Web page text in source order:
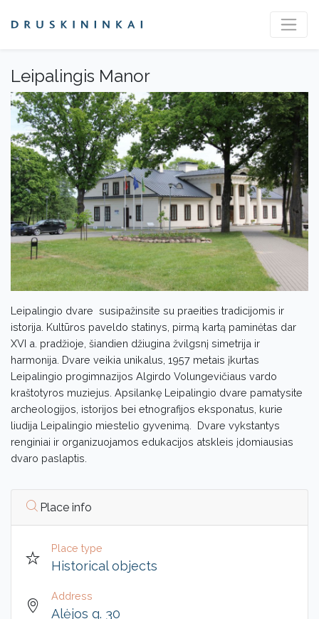
Leipalingis Manor
Leipalingio dvare susipažinsite su praeities tradicijomis ir
istorija. Kultūros paveldo statinys, pirmą kartą paminėtas dar
XVI a. pradžioje, šiandien džiugina žvilgsnį simetrija ir
harmonija. Dvare veikia unikalus, 1957 metais įkurtas
Leipalingio progimnazijos Algirdo Volungevičiaus vardo
kraštotyros muziejus. Apsilankę Leipalingio dvare pamatysite
archeologijos, istorijos bei etnografijos eksponatus, kurie
liudija Leipalingio miestelio gyvenimą. Dvare vykstantys
renginiai ir organizuojamos edukacijos atskleis įdomiausias
dvaro paslaptis.
Place info
Place type
Historical objects
Address
Alėjos g. 30